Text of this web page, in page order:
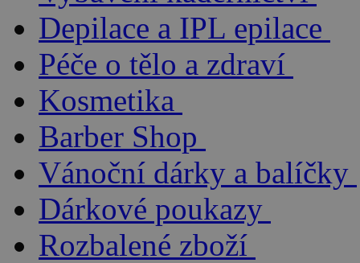
Depilace a IPL epilace
Péče o tělo a zdraví
Kosmetika
Barber Shop
Vánoční dárky a balíčky
Dárkové poukazy
Rozbalené zboží